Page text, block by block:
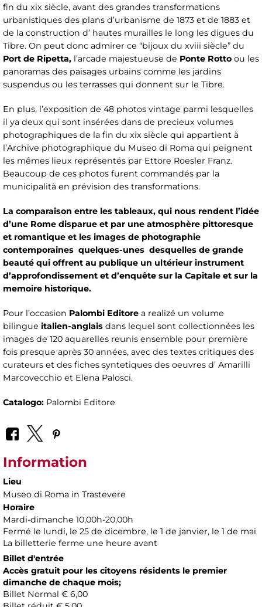
fin du xix siècle, avant des grandes transformations
urbanistiques des plans d’urbanisme de 1873 et de 1883 et
de la construction d’ hautes murailles le long les digues du
Tibre. On peut donc admirer ce “bijoux du xviii siècle” du
Port de Ripetta, l’arcade majestueuse de Ponte Rotto ou les
panoramas des paisages urbains comme les jardins
suspendus ou les terrasses qui donnent sur le Tibre.
En plus, l’exposition de 48 photos vintage parmi lesquelles
il ya deux qui sont insérées dans de precieux volumes
photographiques de la fin du xix siècle qui appartient à
l’Archive photographique du Museo di Roma qui peignent
les mêmes lieux représentés par Ettore Roesler Franz.
Beaucoup de ces photos furent commandés par la
municipalità en prévision des transformations.
La comparaison entre les tableaux, qui nous rendent l’idée
d’une Rome disparue et par une atmosphère pittoresque
et romantique et les images de photographie
contemporaines quelques-unes desquelles de grande
beauté qui offrent au publique un ultérieur instrument
d’approfondissement et d’enquête sur la Capitale et sur la
memoire historique.
Pour l’occasion Palombi Editore a realizé un volume
bilingue italien-anglais dans lequel sont collectionnées les
images de 120 aquarelles reunis ensemble pour première
fois presque après 30 années, avec des textes critiques des
curateurs et des fiches syntetiques des oeuvres d’ Amarilli
Marcovecchio et Elena Palosci.
Catalogo: Palombi Editore
Information
Lieu
Museo di Roma in Trastevere
Horaire
Mardi-dimanche 10,00h-20,00h
Fermé le lundi, le 25 de dicembre, le 1 de janvier, le 1 de mai
La billetterie ferme une heure avant
Billet d'entrée
Accès gratuit pour les citoyens résidents le premier
dimanche de chaque mois;
Billet Normal € 6,00